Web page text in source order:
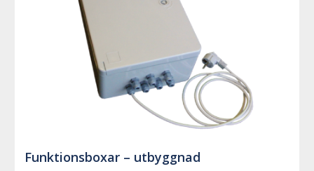
Funktionsboxar – utbyggnad